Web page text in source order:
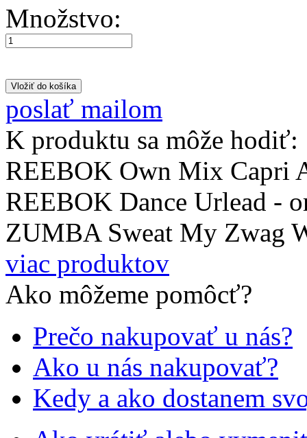
Množstvo:
poslať mailom
K produktu sa môže hodiť:
REEBOK Own Mix Capri
REEBOK Dance Urlead -
ZUMBA Sweat My Zwag
viac produktov
Ako môžeme pomôcť?
Prečo nakupovať u nás?
Ako u nás nakupovať?
Kedy a ako dostanem